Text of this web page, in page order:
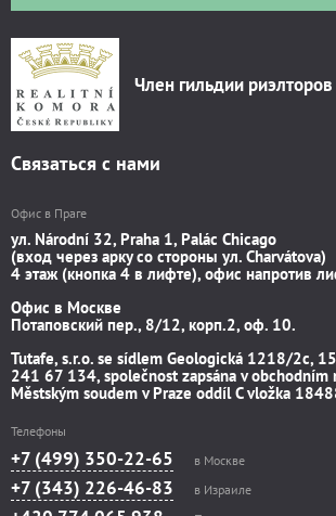
Член гильдии
Связаться с нами
Офис в Праге
ул. Národní 32, Praha 1, Palác Chicago
(вход через арку со стороны ул. Charvátova)
4 этаж (кнопка 4 в лифте), офис напротив
Офис в Москве
Потаповский пер., 8/12, корп.2, оф. 10.
Tutafe, s.r.o. se sídlem Geologická 1218/2c,
241 67 134, společnost zapsána v obchodním
Městským soudem v Praze oddíl C vložka
Телефоны
+7 (499) 350-22-65 в Москве
+7 (343) 226-46-83 в Израиле